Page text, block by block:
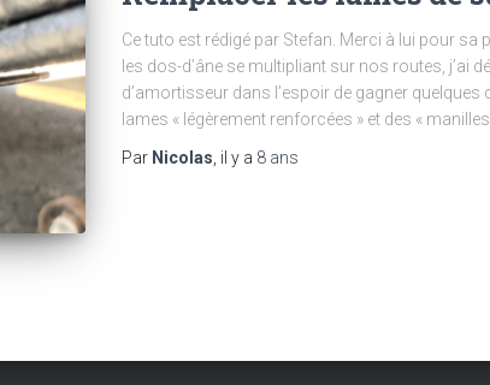
Ce tuto est rédigé par Stefan. Merci à lui pour
les dos-d’âne se multipliant sur nos routes, j’ai
d’amortisseur dans l’espoir de gagner quelques
lames « légèrement renforcées » et des «
Par Nicolas , il y a 8 ans